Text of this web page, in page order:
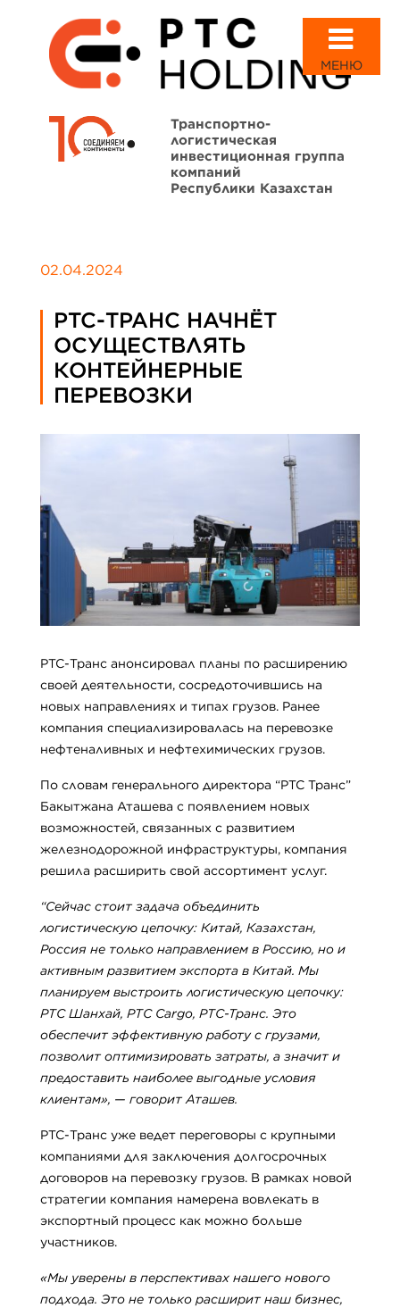
МЕНЮ
Транспортно-
логистическая
инвестиционная группа
компаний
Республики Казахстан
02.04.2024
PTC-ТРАНС НАЧНЁТ
ОСУЩЕСТВЛЯТЬ
КОНТЕЙНЕРНЫЕ
ПЕРЕВОЗКИ
PTC-Транс анонсировал планы по расширению
своей деятельности, сосредоточившись на
новых направлениях и типах грузов. Ранее
компания специализировалась на перевозке
нефтеналивных и нефтехимических грузов.
По словам генерального директора “PTC Транс”
Бакытжана Аташева с появлением новых
возможностей, связанных с развитием
железнодорожной инфраструктуры, компания
решила расширить свой ассортимент услуг.
“Сейчас стоит задача объединить
логистическую цепочку: Китай, Казахстан,
Россия не только направлением в Россию, но и
активным развитием экспорта в Китай. Мы
планируем выстроить логистическую цепочку:
PTC Шанхай, PTC Cargo, РТС-Транс. Это
обеспечит эффективную работу с грузами,
позволит оптимизировать затраты, а значит и
предоставить наиболее выгодные условия
клиентам», — говорит Аташев.
PTC-Транс уже ведет переговоры с крупными
компаниями для заключения долгосрочных
договоров на перевозку грузов. В рамках новой
стратегии компания намерена вовлекать в
экспортный процесс как можно больше
участников.
«Мы уверены в перспективах нашего нового
подхода. Это не только расширит наш бизнес,